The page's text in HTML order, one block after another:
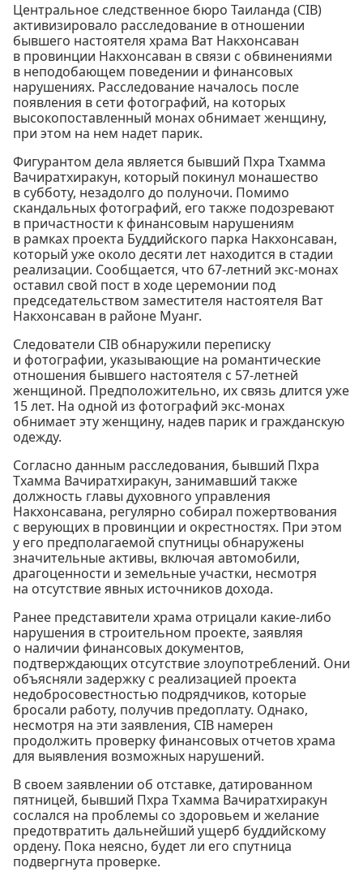
Центральное следственное бюро Таиланда (CIB)
активизировало расследование в отношении
бывшего настоятеля храма Ват Накхонсаван
в провинции Накхонсаван в связи с обвинениями
в неподобающем поведении и финансовых
нарушениях. Расследование началось после
появления в сети фотографий, на которых
высокопоставленный монах обнимает женщину,
при этом на нем надет парик.
Фигурантом дела является бывший Пхра Тхамма
Вачиратхиракун, который покинул монашество
в субботу, незадолго до полуночи. Помимо
скандальных фотографий, его также подозревают
в причастности к финансовым нарушениям
в рамках проекта Буддийского парка Накхонсаван,
который уже около десяти лет находится в стадии
реализации. Сообщается, что 67-летний экс-монах
оставил свой пост в ходе церемонии под
председательством заместителя настоятеля Ват
Накхонсаван в районе Муанг.
Следователи CIB обнаружили переписку
и фотографии, указывающие на романтические
отношения бывшего настоятеля с 57-летней
женщиной. Предположительно, их связь длится уже
15 лет. На одной из фотографий экс-монах
обнимает эту женщину, надев парик и гражданскую
одежду.
Согласно данным расследования, бывший Пхра
Тхамма Вачиратхиракун, занимавший также
должность главы духовного управления
Накхонсавана, регулярно собирал пожертвования
с верующих в провинции и окрестностях. При этом
у его предполагаемой спутницы обнаружены
значительные активы, включая автомобили,
драгоценности и земельные участки, несмотря
на отсутствие явных источников дохода.
Ранее представители храма отрицали какие-либо
нарушения в строительном проекте, заявляя
о наличии финансовых документов,
подтверждающих отсутствие злоупотреблений. Они
объясняли задержку с реализацией проекта
недобросовестностью подрядчиков, которые
бросали работу, получив предоплату. Однако,
несмотря на эти заявления, CIB намерен
продолжить проверку финансовых отчетов храма
для выявления возможных нарушений.
В своем заявлении об отставке, датированном
пятницей, бывший Пхра Тхамма Вачиратхиракун
сослался на проблемы со здоровьем и желание
предотвратить дальнейший ущерб буддийскому
ордену. Пока неясно, будет ли его спутница
подвергнута проверке.